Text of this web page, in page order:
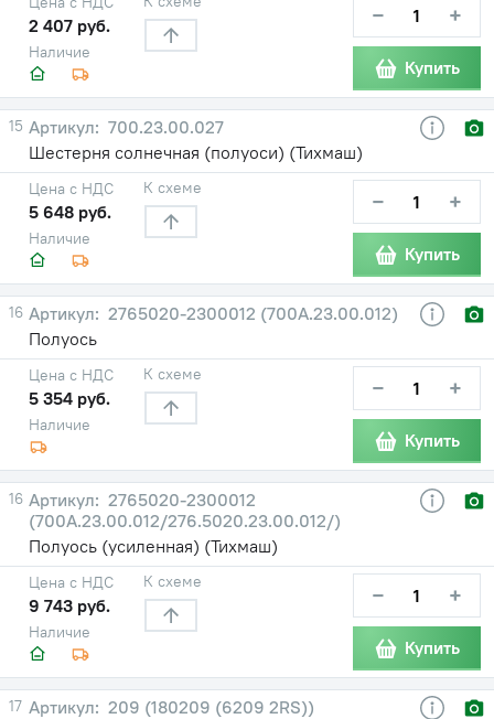
Наличие
2 407 руб. − +
Купить
15
700.23.00.027
Шестерня солнечная (полуоси) (Тихмаш)
Наличие
Цена с НДС
5 648 руб.
К схеме − +
Купить
16
2765020-2300012 (700А.23.00.012)
Полуось
Наличие
Цена с НДС
5 354 руб.
К схеме − +
Купить
16
2765020-2300012
(700А.23.00.012/276.5020.23.00.012/)
Полуось (усиленная) (Тихмаш)
Наличие
Цена с НДС
9 743 руб.
К схеме − +
Купить
17
209 (180209 (6209 2RS))